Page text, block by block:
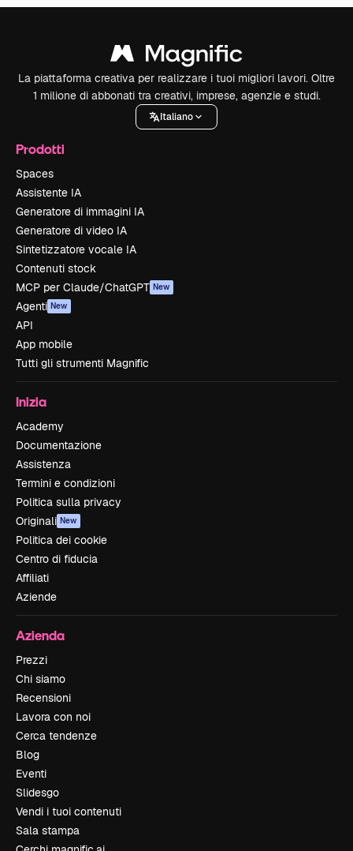
La piattaforma creativa per realizzare i tuoi migliori lavori. Oltre
1 milione di abbonati tra creativi, imprese, agenzie e studi.
Italiano
Prodotti
Spaces
Assistente IA
Generatore di immagini IA
Generatore di video IA
Sintetizzatore vocale IA
Contenuti stock
MCP per Claude/ChatGPT New
Agenti New
API
App mobile
Tutti gli strumenti Magnific
Inizia
Academy
Documentazione
Assistenza
Termini e condizioni
Politica sulla privacy
Originali New
Politica dei cookie
Centro di fiducia
Affiliati
Aziende
Azienda
Prezzi
Chi siamo
Recensioni
Lavora con noi
Cerca tendenze
Blog
Eventi
Slidesgo
Vendi i tuoi contenuti
Sala stampa